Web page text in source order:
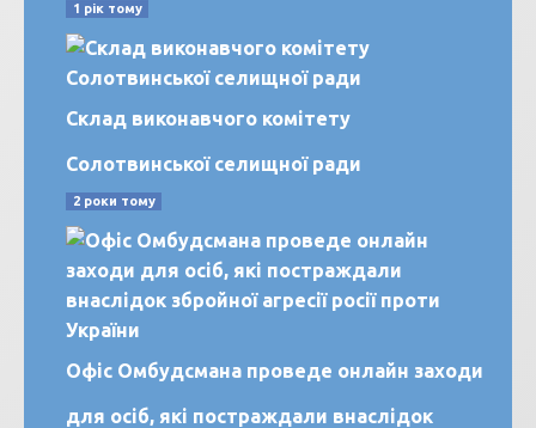
1 рік тому
Склад виконавчого комітету
Солотвинської селищної ради
2 роки тому
Офіс Омбудсмана проведе онлайн заходи
для осіб, які постраждали внаслідок